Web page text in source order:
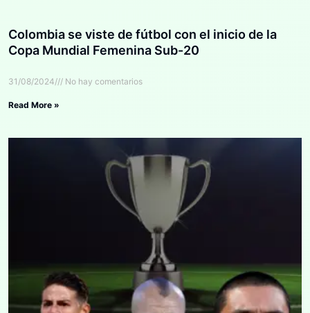
Colombia se viste de fútbol con el inicio de la
Copa Mundial Femenina Sub-20
31/08/2024 No hay comentarios
Read More »